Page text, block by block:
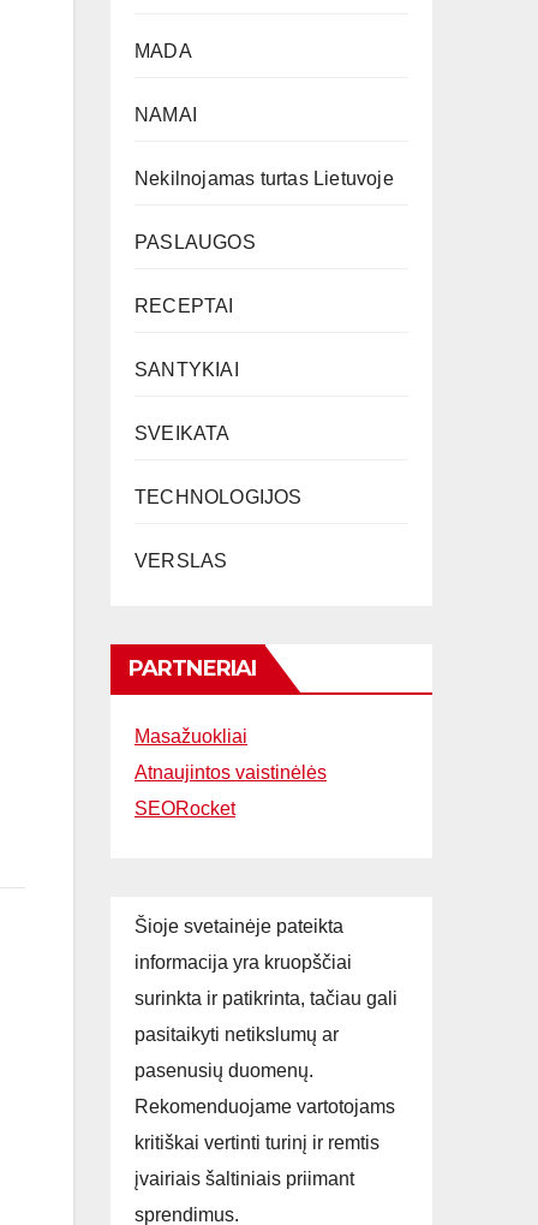
MADA
NAMAI
Nekilnojamas turtas Lietuvoje
PASLAUGOS
RECEPTAI
SANTYKIAI
SVEIKATA
TECHNOLOGIJOS
VERSLAS
PARTNERIAI
Masažuokliai
Atnaujintos vaistinėlės
SEORocket
Šioje svetainėje pateikta
informacija yra kruopščiai
surinkta ir patikrinta, tačiau gali
pasitaikyti netikslumų ar
pasenusių duomenų.
Rekomenduojame vartotojams
kritiškai vertinti turinį ir remtis
įvairiais šaltiniais priimant
sprendimus.